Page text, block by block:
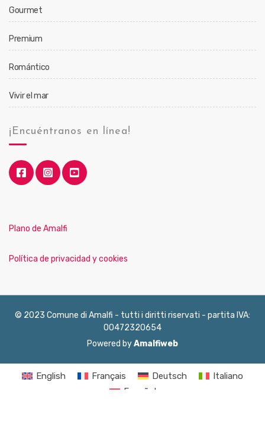
Gourmet
Premium
Romántico
Vivir el mar
¡Encuéntranos en línea!
Plano de Amalfi
Política de privacidad y cookies
© 2023 Comune di Amalfi - tutti i diritti riservati - partita IVA:
00472320654
Powered byAmalfiweb
English Français Deutsch
Italiano
Español